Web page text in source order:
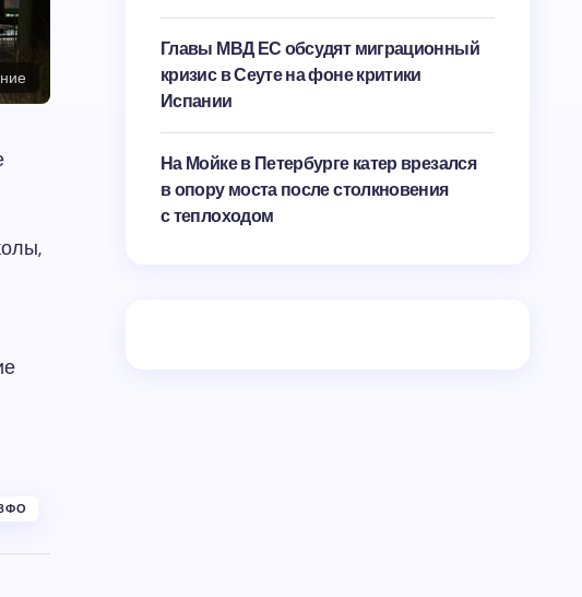
Главы МВД ЕС обсудят миграционный
кризис в Сеуте на фоне критики
Испании
На Мойке в Петербурге катер врезался
в опору моста после столкновения
с теплоходом